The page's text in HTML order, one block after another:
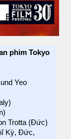
phim Tokyo
Yeo
Trotta (Đức)
Kỳ, Đức,